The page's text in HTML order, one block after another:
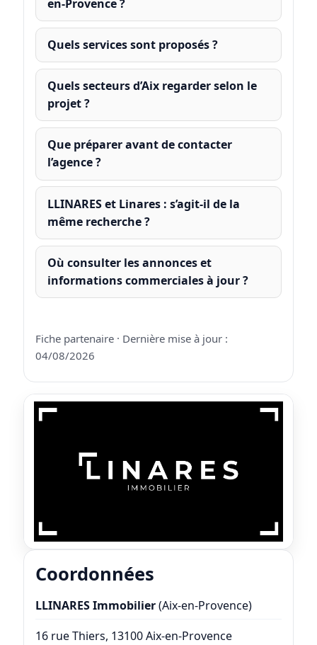
en-Provence ?
Quels services sont proposés ?
Quels secteurs d’Aix regarder selon le
projet ?
Que préparer avant de contacter
l’agence ?
LLINARES et Linares : s’agit-il de la
même recherche ?
Où consulter les annonces et
informations commerciales à jour ?
Fiche partenaire · Dernière mise à jour :
04/08/2026
Coordonnées
LLINARES Immobilier(Aix-en-Provence)
16 rue Thiers, 13100 Aix-en-Provence